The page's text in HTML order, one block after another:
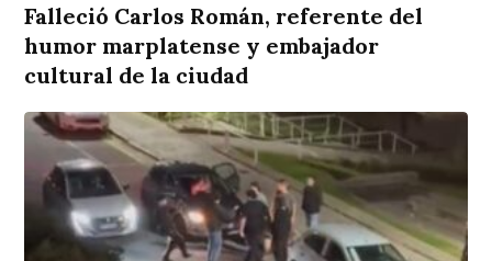
Falleció Carlos Román, referente del
humor marplatense y embajador
cultural de la ciudad